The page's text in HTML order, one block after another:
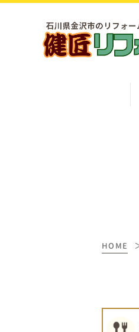
HOME